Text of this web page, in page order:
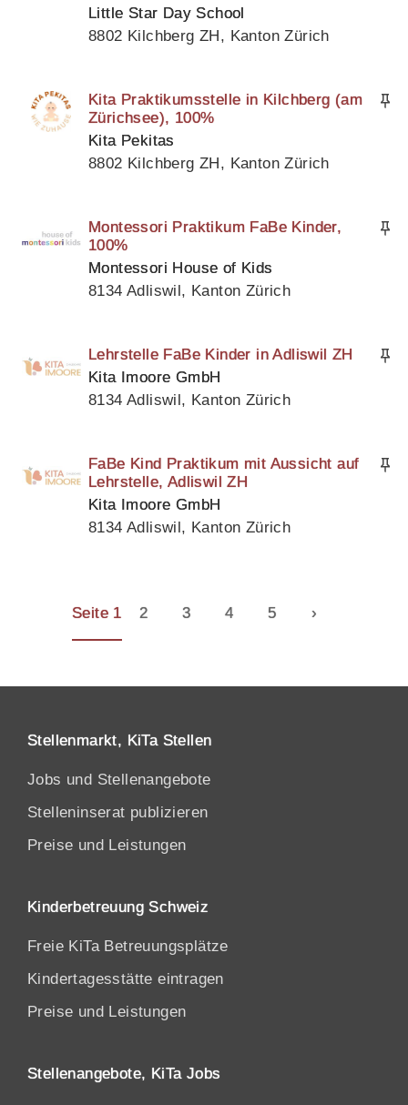
Little Star Day School
8802 Kilchberg ZH, Kanton Zürich
Kita Praktikumsstelle in Kilchberg (am
Zürichsee), 100%
Kita Pekitas
8802 Kilchberg ZH, Kanton Zürich
Montessori Praktikum FaBe Kinder,
100%
Montessori House of Kids
8134 Adliswil, Kanton Zürich
Lehrstelle FaBe Kinder in Adliswil ZH
Kita Imoore GmbH
8134 Adliswil, Kanton Zürich
FaBe Kind Praktikum mit Aussicht auf
Lehrstelle, Adliswil ZH
Kita Imoore GmbH
8134 Adliswil, Kanton Zürich
Seite 1 2 3 4 5 ›
Stellenmarkt, KiTa Stellen
Jobs und Stellenangebote
Stelleninserat publizieren
Preise und Leistungen
Kinderbetreuung Schweiz
Freie KiTa Betreuungsplätze
Kindertagesstätte eintragen
Preise und Leistungen
Stellenangebote, KiTa Jobs